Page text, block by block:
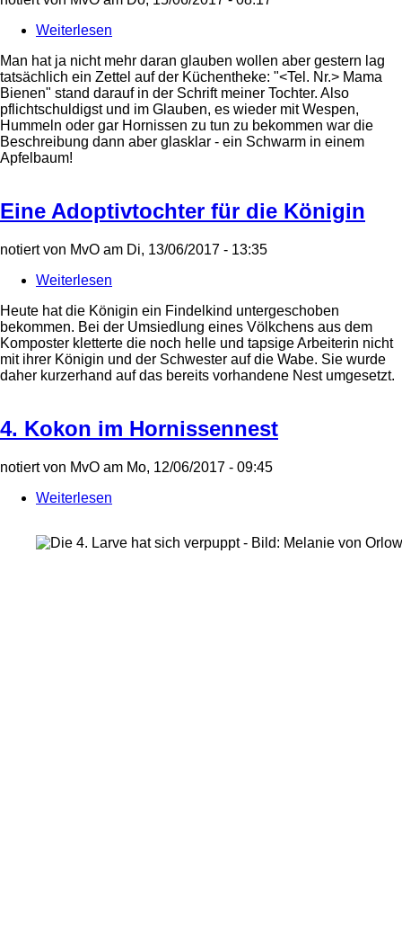
Weiterlesen
mal
wieder
ein
Schwarm!
Man hat ja nicht mehr daran glauben wollen aber gestern lag
tatsächlich ein Zettel auf der Küchentheke: "<Tel. Nr.> Mama
Bienen" stand darauf in der Schrift meiner Tochter. Also
pflichtschuldigst und im Glauben, es wieder mit Wespen,
Hummeln oder gar Hornissen zu tun zu bekommen war die
Beschreibung dann aber glasklar - ein Schwarm in einem
Apfelbaum!
Eine Adoptivtochter für die Königin
notiert von MvO am Di, 13/06/2017 - 13:35
Weiterlesen
Adoptivtochter
für
die
Königin
Heute hat die Königin ein Findelkind untergeschoben
bekommen. Bei der Umsiedlung eines Völkchens aus dem
Komposter kletterte die noch helle und tapsige Arbeiterin nicht
mit ihrer Königin und der Schwester auf die Wabe. Sie wurde
daher kurzerhand auf das bereits vorhandene Nest umgesetzt.
4. Kokon im Hornissennest
notiert von MvO am Mo, 12/06/2017 - 09:45
Weiterlesen
im